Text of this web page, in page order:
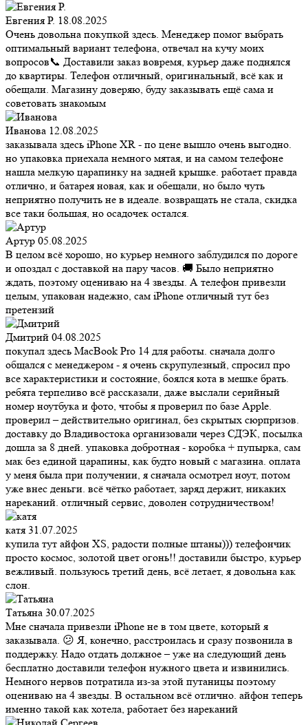
Евгения Р. 18.08.2025
Очень довольна покупкой здесь. Менеджер помог выбрать
оптимальный вариант телефона, отвечал на кучу моих
вопросов📞 Доставили заказ вовремя, курьер даже поднялся
до квартиры. Телефон отличный, оригинальный, всё как и
обещали. Магазину доверяю, буду заказывать ещё сама и
советовать знакомым
Иванова 12.08.2025
заказывала здесь iPhone XR - по цене вышло очень выгодно.
но упаковка приехала немного мятая, и на самом телефоне
нашла мелкую царапинку на задней крышке. работает правда
отлично, и батарея новая, как и обещали, но было чуть
неприятно получить не в идеале. возвращать не стала, скидка
все таки большая, но осадочек остался.
Артур 05.08.2025
В целом всё хорошо, но курьер немного заблудился по дороге
и опоздал с доставкой на пару часов. 🚚 Было неприятно
ждать, поэтому оцениваю на 4 звезды. А телефон привезли
целым, упакован надежно, сам iPhone отличный тут без
претензий
Дмитрий 04.08.2025
покупал здесь MacBook Pro 14 для работы. сначала долго
общался с менеджером - я очень скрупулезный, спросил про
все характеристики и состояние, боялся кота в мешке брать.
ребята терпеливо всё рассказали, даже выслали серийный
номер ноутбука и фото, чтобы я проверил по базе Apple.
проверил – действительно оригинал, без скрытых сюрпризов.
доставку до Владивостока организовали через СДЭК, посылка
дошла за 8 дней. упаковка добротная - коробка + пупырка, сам
мак без единой царапины, как будто новый с магазина. оплата
у меня была при получении, я сначала осмотрел ноут, потом
уже внес деньги. всё чётко работает, заряд держит, никаких
нареканий. отличный сервис, доволен сотрудничеством!
катя 31.07.2025
купила тут айфон XS, радости полные штаны))) телефончик
просто космос, золотой цвет огонь!! доставили быстро, курьер
вежливый. пользуюсь третий день, всё летает, я довольна как
слон.
Татьяна 30.07.2025
Мне сначала привезли iPhone не в том цвете, который я
заказывала. 😕 Я, конечно, расстроилась и сразу позвонила в
поддержку. Надо отдать должное – уже на следующий день
бесплатно доставили телефон нужного цвета и извинились.
Немного нервов потратила из-за этой путаницы поэтому
оцениваю на 4 звезды. В остальном всё отлично. айфон теперь
именно такой как хотела, работает без нареканий